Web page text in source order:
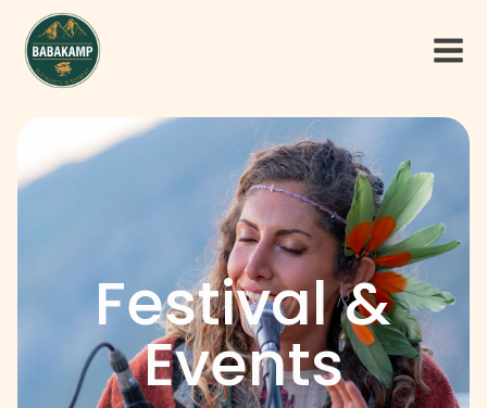
Festival &
Events